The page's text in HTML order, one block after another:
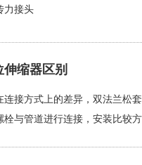
力接头
缩器区别
接方式上的差异，双法兰松
与管道进行连接，安装比较方